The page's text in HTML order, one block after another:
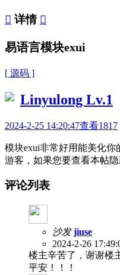
 详情 
易语言模块exui
[ 源码 ]
Linyulong Lv.1
2024-2-25 14:20:47查看1817
模块exui非常好用能美化你
游客，如果您要查看本帖
评论列表
沙发 jiuse
2024-2-26
楼主辛苦了，谢谢楼
平安！！！